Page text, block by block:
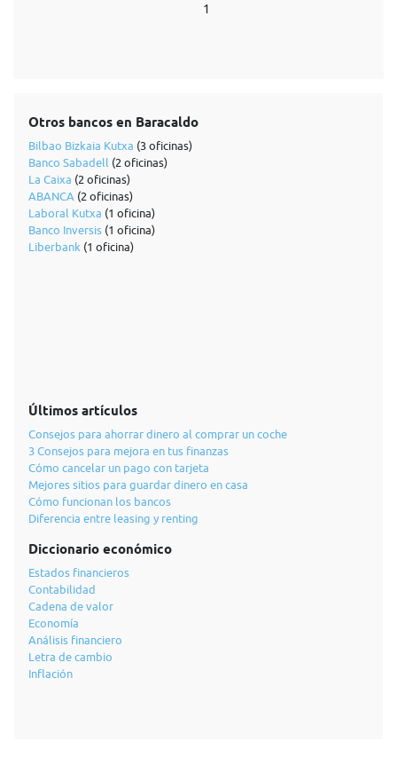
1
Otros bancos en Baracaldo
Bilbao Bizkaia Kutxa (3 oficinas)
Banco Sabadell (2 oficinas)
La Caixa (2 oficinas)
ABANCA (2 oficinas)
Laboral Kutxa (1 oficina)
Banco Inversis (1 oficina)
Liberbank (1 oficina)
Últimos artículos
Consejos para ahorrar dinero al comprar un coche
3 Consejos para mejora en tus finanzas
Cómo cancelar un pago con tarjeta
Mejores sitios para guardar dinero en casa
Cómo funcionan los bancos
Diferencia entre leasing y renting
Diccionario económico
Estados financieros
Contabilidad
Cadena de valor
Economía
Análisis financiero
Letra de cambio
Inflación